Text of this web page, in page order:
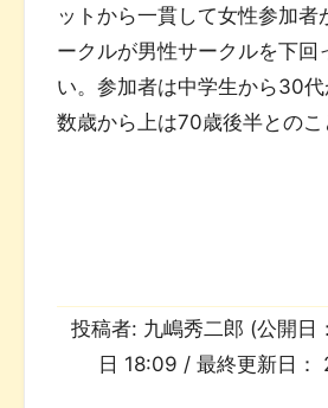
ットから一貫して女性参加者
ークルが男性サークルを下回
い。参加者は中学生から30
数歳から上は70歳後半とのこ
投稿者: 九嶋秀二郎 (公開日
日 18:09 / 最終更新日：